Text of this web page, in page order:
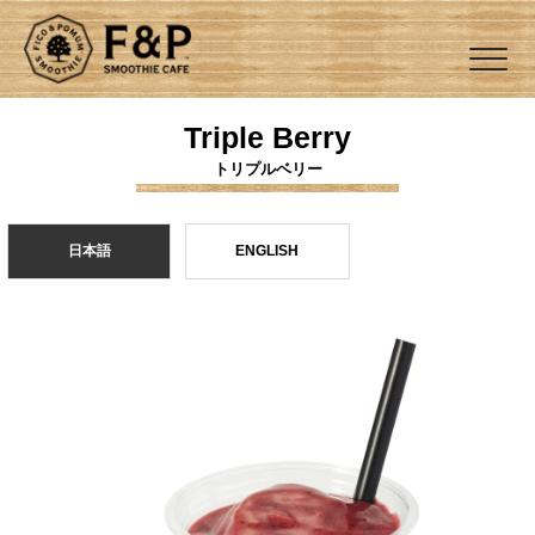
Triple Berry
トリプルベリー
日本語 ENGLISH